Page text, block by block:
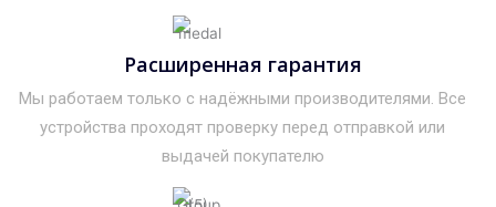
Расширенная гарантия
Мы работаем только с надёжными производителями. Все
устройства проходят проверку перед отправкой или
выдачей покупателю